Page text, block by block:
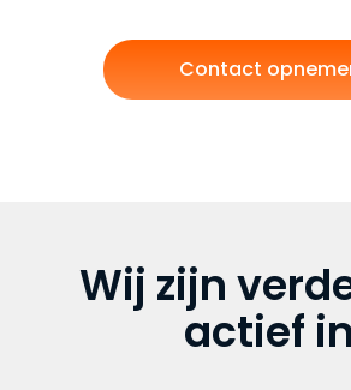
Contact
Wij zijn
actief in